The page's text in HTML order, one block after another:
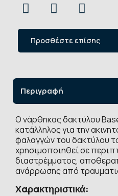
Προσθέστε επίσης
Περιγραφή
Ο νάρθηκας δακτύλου
κατάλληλος για την
φαλαγγών του δακτύλου
χρησιμοποιηθεί σε
διαστρέμματος,
ανάρρωσης από
Χαρακτηριστικά: